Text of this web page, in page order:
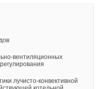
вентиляционных
лучисто-конвективной
бесперебойному
А.Б. Повышение
систем теплоснабжения: Учеб.
— Ростов-на-Дону:
Изд-во «АСВ», 2012. 336 с.
20 С, Т2 = -30 С. Два источника
этот комментарий полезным